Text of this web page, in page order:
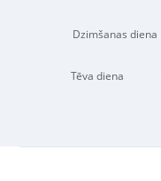
Dzimšanas diena
Tēva diena